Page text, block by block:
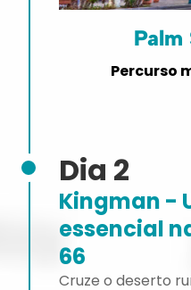
Dia 2
Kingman -
essencial
66
Cruze o deserto